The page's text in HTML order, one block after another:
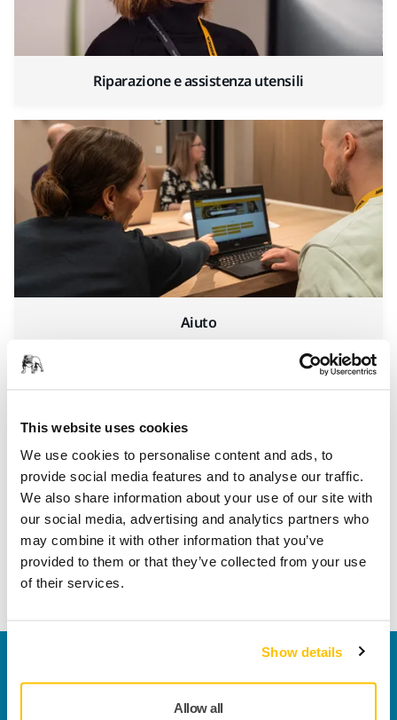
This website uses cookies
We use cookies to personalise content and ads, to
provide social media features and to analyse our traffic.
We also share information about your use of our site with
our social media, advertising and analytics partners who
may combine it with other information that you’ve
provided to them or that they’ve collected from your use
of their services.
Show details
Allow all
Riparazione e assistenza utensili
Aiuto
Monitora la tua esposizione alle vibrazioni con l'app
Vuoi saperne di più?Contattacie il nostro team di
esperti risponderà al più presto alle tue domande.